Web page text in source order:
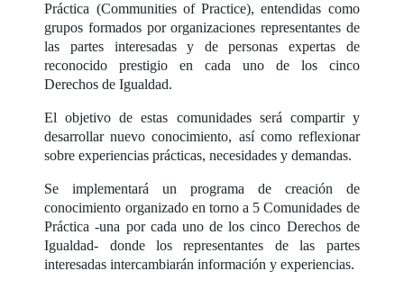
Práctica (Communities of Practice), entendidas como
grupos formados por organizaciones representantes de
las partes interesadas y de personas expertas de
reconocido prestigio en cada uno de los cinco
Derechos de Igualdad.
El objetivo de estas comunidades será compartir y
desarrollar nuevo conocimiento, así como reflexionar
sobre experiencias prácticas, necesidades y demandas.
Se implementará un programa de creación de
conocimiento organizado en torno a 5 Comunidades de
Práctica -una por cada uno de los cinco Derechos de
Igualdad- donde los representantes de las partes
interesadas intercambiarán información y experiencias.